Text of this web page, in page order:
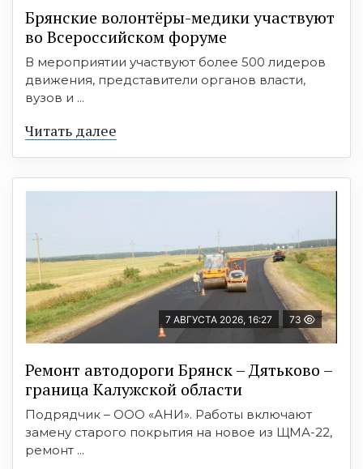
Брянские волонтёры-медики участвуют
во Всероссийском форуме
В мероприятии участвуют более 500 лидеров
движения, представители органов власти,
вузов и ...
Читать далее
7 АВГУСТА 2026, 16:27 73
Ремонт автодороги Брянск – Дятьково –
граница Калужской области
Подрядчик – ООО «АНИ». Работы включают
замену старого покрытия на новое из ЩМА-22,
ремонт ...